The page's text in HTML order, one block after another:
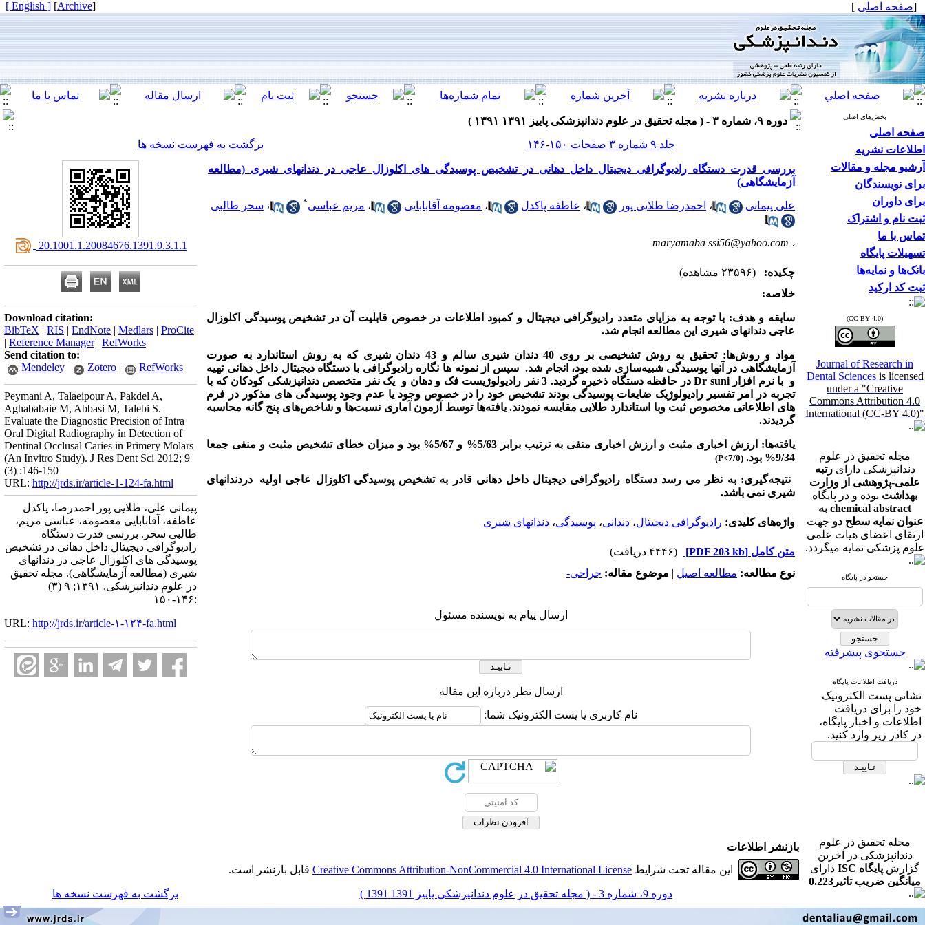
[صفحه اصلی ]
[
Archive
]
[ English ]
بخش‌های اصلی
صفحه اصلی
اطلاعات نشریه
آرشیو مجله و مقالات
برای نویسندگان
برای داوران
ثبت نام و اشتراک
تماس با ما
تسهیلات پایگاه
بانک‌ها و نمایه‌ها
ثبت کد ارکید
(CC-BY 4.0)
Journal of Research in
Dental Sciences is licensed
under a "Creative
Commons Attribution 4.0
International (CC-BY 4.0)"
مجله تحقیق در علوم
دندانپزشکی دارایرتبه
علمی-پژوهشی از وزارت
بهداشت بوده و در پایگاه
chemical abstract به
عنوان نمایه سطح دو جهت
ارتقای اعضای هیات علمی
علوم پزشکی نمایه میگردد.
جستجو در پایگاه
جستجوی پیشرفته
دریافت اطلاعات پایگاه
نشانی پست الکترونیک
خود را برای دریافت
اطلاعات و اخبار پایگاه،
در کادر زیر وارد کنید.
مجله تحقیق در علوم
دندانپزشکی در آخرین
گزارش پایگاه ISC
دارای
میانگین ضریب تاثیر0.223
در رشته دندانپزشکی می
دوره ۹، شماره ۳ - ( مجله تحقیق در علوم دندانپزشکی پاییز ۱۳۹۱ ۱۳۹۱ )
جلد ۹ شماره ۳ صفحات ۱۵۰-۱۴۶
برگشت به فهرست نسخه ها
بررسی قدرت دستگاه رادیوگرافی دیجیتال داخل دهانی در تشخیص پوسیدگی های اکلوزال عاجی در دندانهای شیری (مطالعه
آزمایشگاهی)
علی پیمانی ، احمدرضا طلایی پور ، عاطفه پاکدل ، معصومه آقابابایی ، مریم عباسی* ، سحر طالبی
، maryamaba ssi56@yahoo.com
چکیده:
(۲۳۵۹۶ مشاهده)
خلاصه:
سابقه و هدف: با توجه به مزایای متعدد رادیوگرافی دیجیتال و کمبود اطلاعات در خصوص قابلیت آن در تشخیص پوسیدگی اکلوزال
عاجی دندانهای شیری این مطالعه انجام شد.
مواد و روش‌ها: ‌تحقیق به روش تشخیصی بر روی 40 دندان شیری سالم و 43 دندان شیری که به روش استاندارد به صورت
آزمایشگاهی در آنها پوسیدگی شبیه‌سازی شده بود، انجام شد. سپس از نمونه ها نگاره رادیوگرافی با دستگاه دیجیتال داخل دهانی تهیه
و با نرم افزارDr suni در حافظه دستگاه ذخیره گردید. 3 نفر رادیولوژیست فک و دهان و
یک نفر متخصص دندانپزشکی کودکان که با
تجربه در امر تفسیر رادیولوژیک ضایعات پوسیدگی بودند تشخیص خود را در خصوص وجود یا عدم وجود پوسیدگی های مذکور در فرم
های اطلاعاتی مخصوص ثبت وبا استاندارد طلایی مقایسه نمودند. یافته‌ها توسط آزمون آماری نسبت‌ها و شاخص‌های پنج گانه محاسبه
گردیدند.
یافته‌ها: ارزش اخباری مثبت و ارزش اخباری منفی به ترتیب برابر 5/63% و 5/67% بود و میزان خطای تشخیص مثبت و منفی جمعا
9/34% بود.
(7/0
P<
)
نتیجه‌گیری: به نظر می رسد دستگاه رادیوگرافی دیجیتال داخل دهانی قادر به تشخیص پوسیدگی اکلوزال عاجی اولیه
دردندانهای
شیری نمی باشد.
واژه‌های کلیدی: رادیوگرافی دیجیتال، دندانی، پوسیدگی، دندانهای شیری
متن کامل [PDF 203 kb]
(۴۴۴۶ دریافت)
نوع مطالعه: مطالعه اصیل | موضوع مقاله: جراحی-
ارسال پیام به نویسنده مسئول
ارسال نظر درباره این مقاله
نام کاربری یا پست الکترونیک شما:
‎ 20.1001.1.20084676.1391.9.3.1.1
Download citation:
BibTeX | RIS | EndNote | Medlars | ProCite
| Reference Manager| RefWorks
Send citation to:
Mendeley
Zotero RefWorks
Peymani A, Talaeipour A, Pakdel A,
Aghababaie M, Abbasi M, Talebi S.
Evaluate the Diagnostic Precision of Intra
Oral Digital Radiography in Detection of
Dentinal Occlusal Caries in Primery Molars
(An Invitro Study). J Res Dent Sci 2012; 9
(3) :146-150
URL: http://jrds.ir/article-1-124-fa.html
پیمانی علی، طلایی پور احمدرضا، پاکدل
عاطفه، آقابابایی معصومه، عباسی مریم،
طالبی سحر. بررسی قدرت دستگاه
رادیوگرافی دیجیتال داخل دهانی در تشخیص
پوسیدگی های اکلوزال عاجی در دندانهای
شیری (مطالعه آزمایشگاهی). مجله تحقیق
در علوم دندانپزشکی. ۱۳۹۱; ۹ (۳)
:۱۴۶-۱۵۰
URL: http://jrds.ir/article-۱-۱۲۴-fa.html
بازنشر اطلاعات
این مقاله تحت شرایط Creative Commons Attribution-NonCommercial 4.0 International License قابل بازنشر است.
دوره 9، شماره 3 - ( مجله تحقیق در علوم دندانپزشکی پاییز 1391 1391 ) برگشت به فهرست نسخه ها